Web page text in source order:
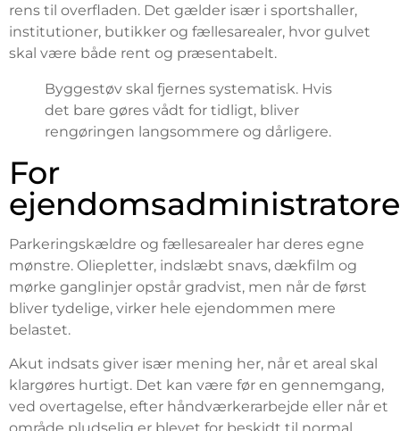
rens til overfladen. Det gælder især i sportshaller,
institutioner, butikker og fællesarealer, hvor gulvet
skal være både rent og præsentabelt.
Byggestøv skal fjernes systematisk. Hvis
det bare gøres vådt for tidligt, bliver
rengøringen langsommere og dårligere.
For
Parkeringskældre og fællesarealer har deres egne
mønstre. Oliepletter, indslæbt snavs, dækfilm og
mørke ganglinjer opstår gradvist, men når de først
bliver tydelige, virker hele ejendommen mere
belastet.
Akut indsats giver især mening her, når et areal skal
klargøres hurtigt. Det kan være før en gennemgang,
ved overtagelse, efter håndværkerarbejde eller når et